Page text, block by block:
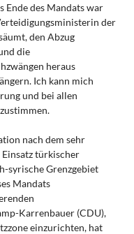
des Mandats war
der
den Abzug
die
heraus
Ich kann mich
und bei allen
nach dem sehr
türkischer
syrische Grenzgebiet
Mandats
Karrenbauer (CDU),
einzurichten, hat